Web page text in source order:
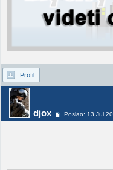
Profil
djox Poslao: 13 Jul